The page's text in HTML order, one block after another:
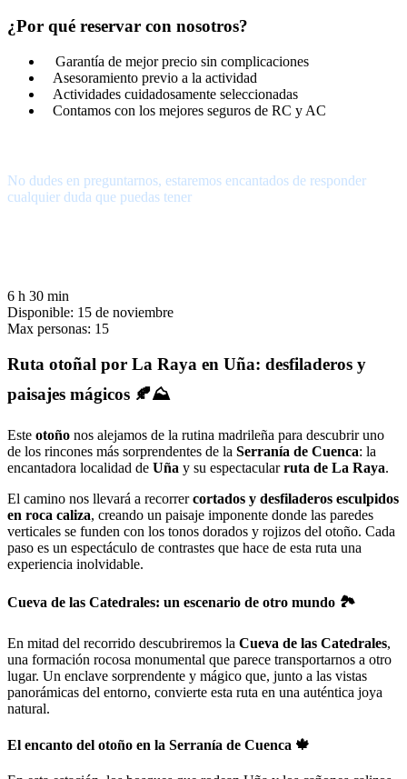
¿Por qué reservar con nosotros?
Garantía de mejor precio sin complicaciones
Asesoramiento previo a la actividad
Actividades cuidadosamente seleccionadas
Contamos con los mejores seguros de RC y AC
No dudes en preguntarnos, estaremos encantados de responder
cualquier duda que puedas tener
6 h 30 min
Disponible: 15 de noviembre
Max personas: 15
Ruta otoñal por La Raya en Uña: desfiladeros y
paisajes mágicos 🍂⛰️
Este otoño nos alejamos de la rutina madrileña para descubrir uno
de los rincones más sorprendentes de la Serranía de Cuenca: la
encantadora localidad de Uña y su espectacularruta de La Raya.
El camino nos llevará a recorrercortados y desfiladeros esculpidos
en roca caliza, creando un paisaje imponente donde las paredes
verticales se funden con los tonos dorados y rojizos del otoño. Cada
paso es un espectáculo de contrastes que hace de esta ruta una
experiencia inolvidable.
Cueva de las Catedrales: un escenario de otro mundo 🏞️
En mitad del recorrido descubriremos la Cueva de las Catedrales,
una formación rocosa monumental que parece transportarnos a otro
lugar. Un enclave sorprendente y mágico que, junto a las vistas
panorámicas del entorno, convierte esta ruta en una auténtica joya
natural.
El encanto del otoño en la Serranía de Cuenca 🍁